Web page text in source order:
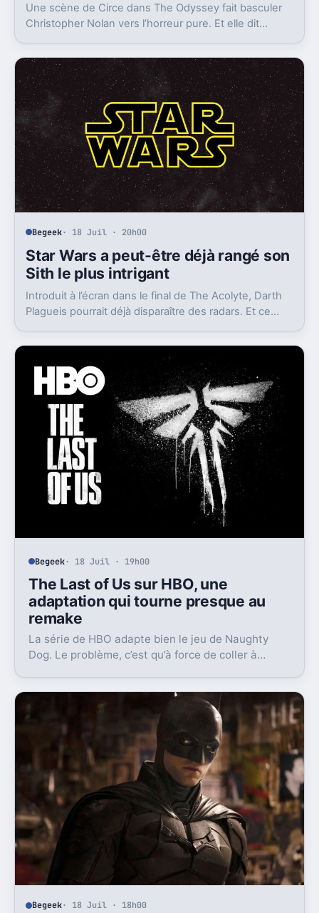
Une scène de Circe dans The Odyssey fait basculer
Christopher Nolan vers l’horreur pure. Et elle dit
Begeek· 18 Juil · 20h00
Star Wars a peut-être déjà rangé son
Sith le plus intrigant
Introduit à l’écran dans le final de The Acolyte, Darth
Plagueis pourrait déjà disparaître des radars. Et ce
Begeek· 18 Juil · 19h00
The Last of Us sur HBO, une
adaptation qui tourne presque au
remake
La série de HBO adapte bien le jeu de Naughty
Dog. Le problème, c’est qu’à force de coller à
Begeek· 18 Juil · 18h00